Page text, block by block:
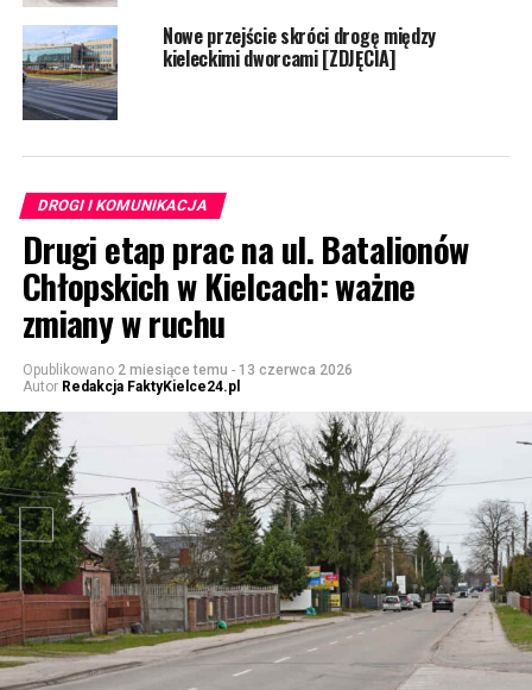
Nowe przejście skróci drogę między
kieleckimi dworcami [ZDJĘCIA]
DROGI I KOMUNIKACJA
Drugi etap prac na ul. Batalionów
Chłopskich w Kielcach: ważne
zmiany w ruchu
Opublikowano 2 miesiące temu - 13 czerwca 2026
Autor Redakcja FaktyKielce24.pl